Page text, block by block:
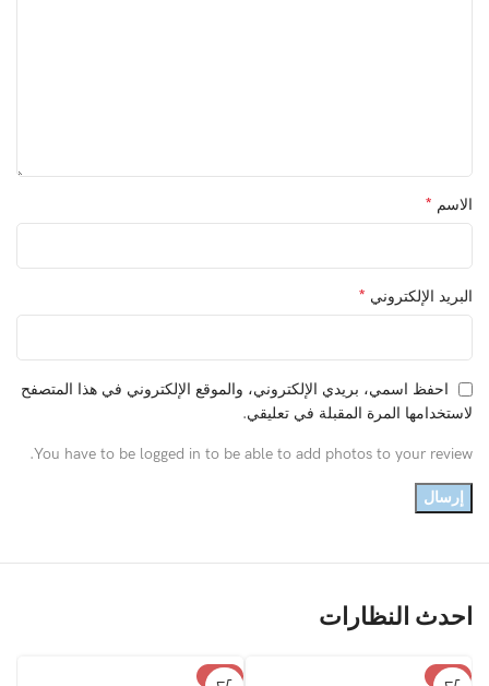
الاسم *
البريد الإلكتروني *
احفظ اسمي، بريدي الإلكتروني، والموقع الإلكتروني في هذا المتصفح
لاستخدامها المرة المقبلة في تعليقي.
You have to be logged in to be able to add photos to your review.
احدث النظارات
-43%
-43%